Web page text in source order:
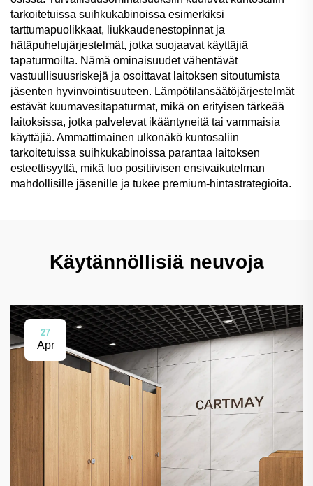
tarkoitetuissa suihkukabinoissa esimerkiksi
tarttumapuolikkaat, liukkaudenestopinnat ja
hätäpuhelujärjestelmät, jotka suojaavat käyttäjiä
tapaturmoilta. Nämä ominaisuudet vähentävät
vastuullisuusriskejä ja osoittavat laitoksen sitoutumista
jäsenten hyvinvointisuuteen. Lämpötilansäätöjärjestelmät
estävät kuumavesitapaturmat, mikä on erityisen tärkeää
laitoksissa, jotka palvelevat ikääntyneitä tai vammaisia
käyttäjiä. Ammattimainen ulkonäkö kuntosaliin
tarkoitetuissa suihkukabinoissa parantaa laitoksen
esteettisyyttä, mikä luo positiivisen ensivaikutelman
mahdollisille jäsenille ja tukee premium-hintastrategioita.
Käytännöllisiä neuvoja
27
Apr